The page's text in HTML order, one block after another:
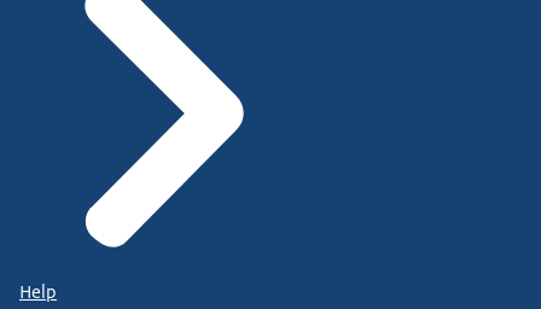
Help